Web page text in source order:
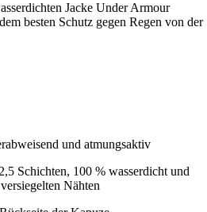
Jacke Under Armour
besten Schutz gegen Regen von der
und atmungsaktiv
Schichten, 100 % wasserdicht und
Nähten